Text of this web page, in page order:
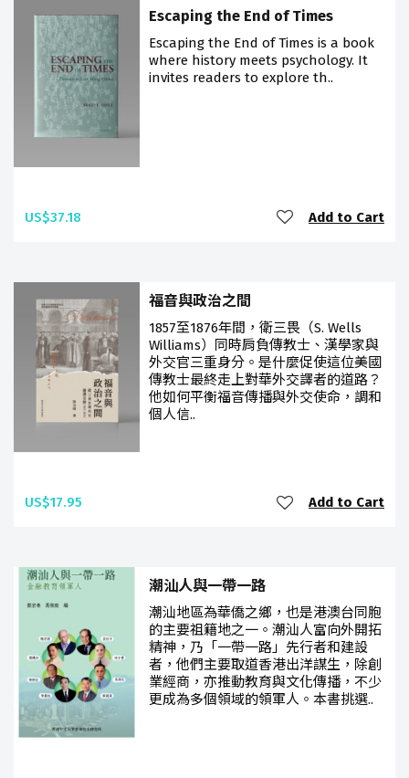
Escaping the End of Times
Escaping the End of Times is a book
where history meets psychology. It
invites readers to explore th..
US$37.18 Add to Cart
福音與政治之間
1857至1876年間，衛三畏（S. Wells
Williams）同時肩負傳教士、漢學家與
外交官三重身分。是什麼促使這位美國
傳教士最終走上對華外交譯者的道路？
他如何平衡福音傳播與外交使命，調和
個人信..
US$17.95 Add to Cart
潮汕人與一帶一路
潮汕地區為華僑之鄉，也是港澳台同胞
的主要祖籍地之一。潮汕人富向外開拓
精神，乃「一帶一路」先行者和建設
者，他們主要取道香港出洋謀生，除創
業經商，亦推動教育與文化傳播，不少
更成為多個領域的領軍人。本書挑選..